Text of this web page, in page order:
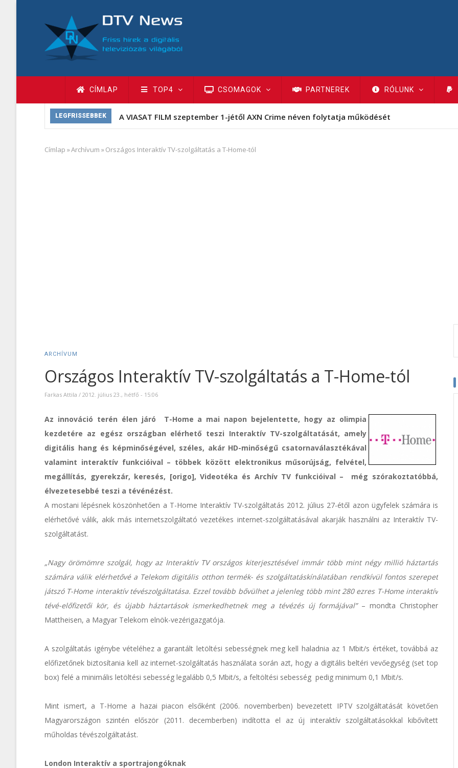
tartalomra
Fő
navigáció
CÍMLAP TOP4 CSOMAGOK PARTNEREK RÓLUNK
LEGFRISSEBBEK A VIASAT FILM szeptember 1-jétől AXN Crime néven folytatja működését
Morzsa
Címlap »Archívum »Országos Interaktív TV-szolgáltatás a T-Home-tól
ARCHÍVUM
Országos Interaktív TV-szolgáltatás a T-Home-tól
Farkas Attila / 2012. július 23., hétfő - 15:06
Az innováció terén élen járó T-Home a mai napon bejelentette, hogy az olimpia
kezdetére az egész országban elérhető teszi Interaktív TV-szolgáltatását, amely
digitális hang és képminőségével, széles, akár HD-minőségű csatornaválasztékával
valamint interaktív funkcióival – többek között elektronikus műsorújság, felvétel,
megállítás, gyerekzár, keresés, [origo], Videotéka és Archív TV funkcióival – még szórakoztatóbbá,
élvezetesebbé teszi a tévénézést.
A mostani lépésnek köszönhetően a T-Home Interaktív TV-szolgáltatás 2012. július 27-étől azon ügyfelek számára is
elérhetővé válik, akik más internetszolgáltató vezetékes internet-szolgáltatásával akarják használni az Interaktív TV-
szolgáltatást.
„Nagy örömömre szolgál, hogy az Interaktív TV országos kiterjesztésével immár több mint négy millió háztartás
számára válik elérhetővé a Telekom digitális otthon termék- és szolgáltatáskínálatában rendkívül fontos szerepet
játszó T-Home interaktív tévészolgáltatása. Ezzel tovább bővülhet a jelenleg több mint 280 ezres T-Home interaktív
tévé-előfizetői kör, és újabb háztartások ismerkedhetnek meg a tévézés új formájával”– mondta Christopher
Mattheisen, a Magyar Telekom elnök-vezérigazgatója.
A szolgáltatás igénybe vételéhez a garantált letöltési sebességnek meg kell haladnia az 1 Mbit/s értéket, továbbá az
előfizetőnek biztosítania kell az internet-szolgáltatás használata során azt, hogy a digitális beltéri vevőegység (set top
box) felé a minimális letöltési sebesség legalább 0,5 Mbit/s, a feltöltési sebesség pedig minimum 0,1 Mbit/s.
Mint ismert, a T-Home a hazai piacon elsőként (2006. novemberben) bevezetett IPTV szolgáltatását követően
Magyarországon szintén először (2011. decemberben) indította el az új interaktív szolgáltatásokkal kibővített
műholdas tévészolgáltatást.
London Interaktív a sportrajongóknak